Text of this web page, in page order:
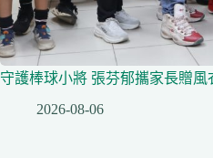
守護棒球小將 張芬郁攜家長贈風
2026-08-06